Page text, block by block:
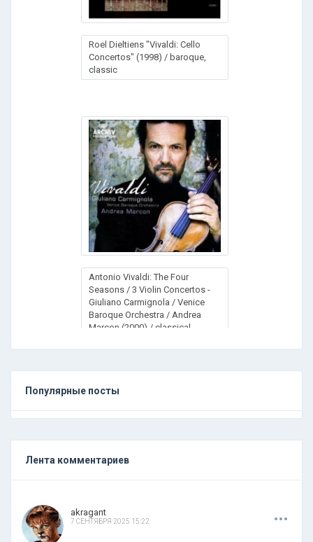
Roel Dieltiens "Vivaldi: Cello
Concertos" (1998) / baroque,
classic
Antonio Vivaldi: The Four
Seasons / 3 Violin Concertos -
Giuliano Carmignola / Venice
Baroque Orchestra / Andrea
Marcon (2000) / classical
Популярные посты
Лента комментариев
akragant
7 СЕНТЯБРЯ 2025 15:22 ...